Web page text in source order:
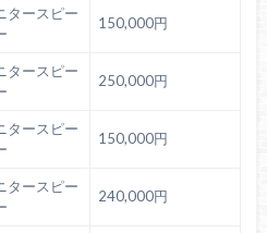
タースピー
150,000円
タースピー
250,000円
タースピー
150,000円
タースピー
240,000円